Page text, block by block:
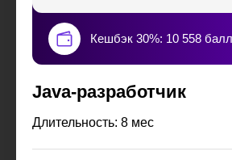
Кешбэк 30%: 10 558
Java-разработчик
Длительность: 8 мес